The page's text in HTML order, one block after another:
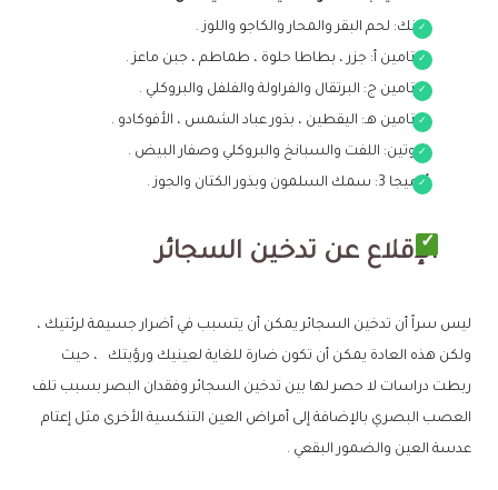
الزنك: لحم البقر والمحار والكاجو واللوز .
فيتامين أ: جزر ، بطاطا حلوة ، طماطم ، جبن ماعز .
فيتامين ج: البرتقال والفراولة والفلفل والبروكلي .
فيتامين هـ: اليقطين ، بذور عباد الشمس ، الأفوكادو .
اللوتين: اللفت والسبانخ والبروكلي وصفار البيض .
أوميجا 3: سمك السلمون وبذور الكتان والجوز .
الإقلاع عن تدخين السجائر
ليس سراً أن تدخين السجائر يمكن أن يتسبب في أضرار جسيمة لرئتيك ،
ولكن هذه العادة يمكن أن تكون ضارة للغاية لعينيك ورؤيتك ، حيث
ربطت دراسات لا حصر لها بين تدخين السجائر وفقدان البصر بسبب تلف
العصب البصري بالإضافة إلى أمراض العين التنكسية الأخرى مثل إعتام
عدسة العين والضمور البقعي .